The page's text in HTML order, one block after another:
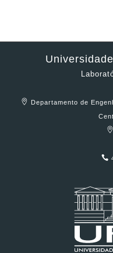
Departamento de Engenharia Mecânica -Setor de Tecnologia -